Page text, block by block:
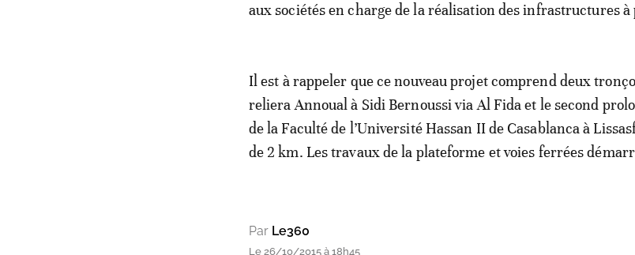
aux sociétés en charge de la réalisation des infrastructures
Il est à rappeler que ce nouveau projet comprend deux
reliera Annoual à Sidi Bernoussi via Al Fida et le second
de la Faculté de l’Université Hassan II de Casablanca à
de 2 km. Les travaux de la plateforme et voies ferrées
Par Le360
Le 26/10/2015 à 18h45